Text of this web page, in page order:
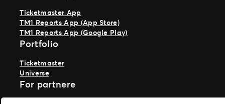
Ticketmaster App
TM1 Reports App (App Store)
TM1 Reports App (Google Play)
Portfolio
Ticketmaster
Universe
For partnere